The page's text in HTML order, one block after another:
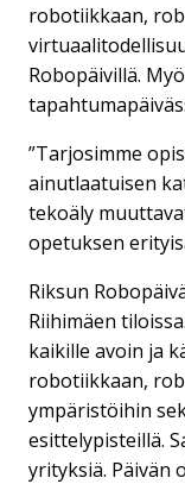
robotiikkaan,
Robopäivillä.
”Tarjosimme
ainutlaatuisen
tekoäly
opetuksen
Riksun
Riihimäen
kaikille avoin ja
robotiikkaan,
ympäristöihin
esittelypisteillä.
yrityksiä. Päivän